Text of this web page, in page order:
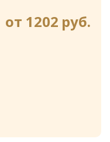
от 1202 руб.